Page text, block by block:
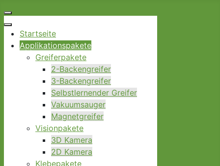
Startseite
Applikationspakete
Greiferpakete
2-Backengreifer
3-Backengreifer
Selbstlernender Greifer
Vakuumsauger
Magnetgreifer
Visionpakete
3D Kamera
2D Kamera
Klebepakete